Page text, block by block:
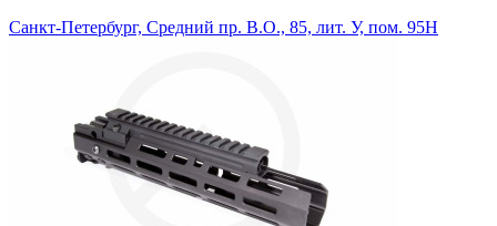
Санкт-Петербург, Средний пр. В.О., 85, лит. У, пом. 95Н